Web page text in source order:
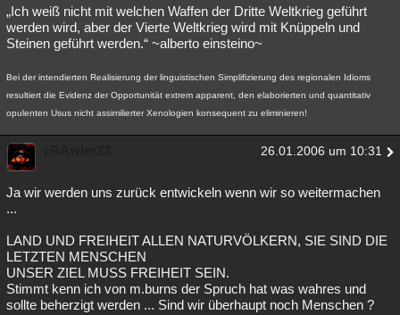
„Ich weiß nicht mit welchen Waffen der Dritte Weltkrieg geführt
werden wird, aber der Vierte Weltkrieg wird mit Knüppeln und
Steinen geführt werden.“ ~alberto einsteino~
Bei der intendierten Realisierung der linguistischen Simplifizierung des regionalen Idioms
resultiert die Evidenz der Opportunität extrem apparent, den elaborierten und quantitativ
opulenten Usus nicht assimilierter Xenologien konsequent zu eliminieren!
26.01.2006 um 10:31
Ja wir werden uns zurück entwickeln wenn wir so weitermachen
...
LAND UND FREIHEIT ALLEN NATURVÖLKERN, SIE SIND DIE
LETZTEN MENSCHEN
UNSER ZIEL MUSS FREIHEIT SEIN.
Stimmt kenn ich von m.burns der Spruch hat was wahres und
sollte beherzigt werden ... Sind wir überhaupt noch Menschen ?